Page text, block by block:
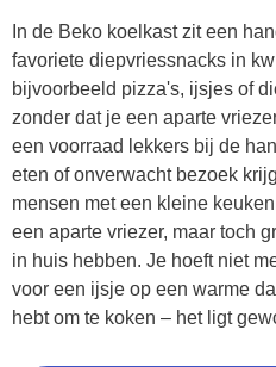
In de Beko koelkast zit een
favoriete diepvriessnacks in
bijvoorbeeld pizza's, ijsjes of
zonder dat je een aparte
een voorraad lekkers bij de
eten of onverwacht bezoek
mensen met een kleine
een aparte vriezer, maar toch
in huis hebben. Je hoeft niet
voor een ijsje op een warme
hebt om te koken – het ligt